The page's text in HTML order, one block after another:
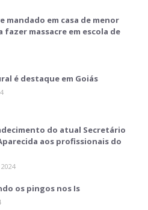
mandado em casa de menor
fazer massacre em escola de
é destaque em Goiás
do atual Secretário
aos profissionais do
os pingos nos Is